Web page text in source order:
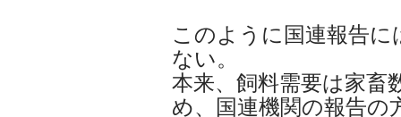
このように国連報告
ない。
本来、飼料需要は家畜
め、国連機関の報告の